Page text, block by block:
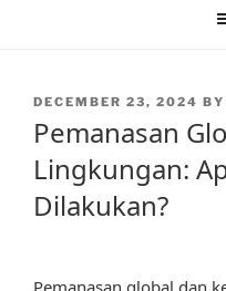
POSTED
DECEMBER 23, 2024 BY
Pemanasan
Lingkungan:
Dilakukan?